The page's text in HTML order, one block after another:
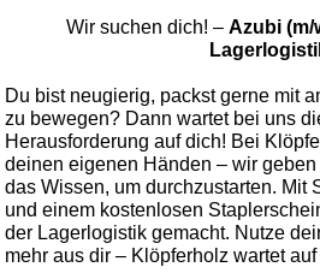
Wir suchen dich! – Azubi (m/
Du bist neugierig, packst gerne mit
zu bewegen? Dann wartet bei uns
Herausforderung auf dich! Bei
deinen eigenen Händen – wir
das Wissen, um durchzustarten. Mit
und einem kostenlosen
der Lagerlogistik gemacht. Nutze
mehr aus dir – Klöpferholz wartet auf